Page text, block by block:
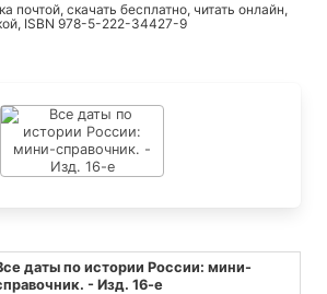
почтой, скачать бесплатно, читать онлайн,
ISBN 978-5-222-34427-9
даты по истории России: мини-
- Изд. 16-е